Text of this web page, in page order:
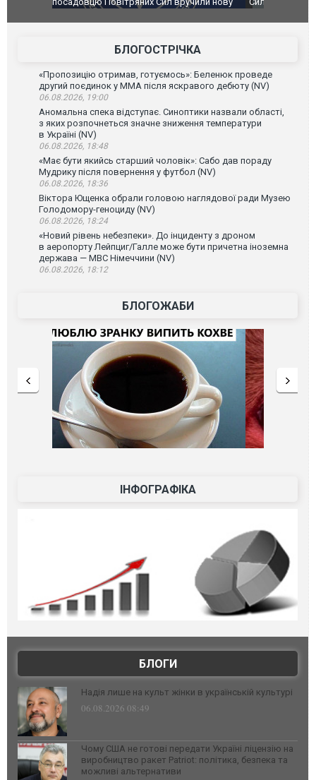
атаку. ВІДЕО
БЛОГОСТРІЧКА
«Пропозицію отримав, готуємось»: Беленюк проведе
другий поєдинок у ММА після яскравого дебюту (NV)
06.08.2026, 19:00
Аномальна спека відступає. Синоптики назвали області,
з яких розпочнеться значне зниження температури
в Україні (NV)
06.08.2026, 18:48
«Має бути якийсь старший чоловік»: Сабо дав пораду
Мудрику після повернення у футбол (NV)
06.08.2026, 18:36
Віктора Ющенка обрали головою наглядової ради Музею
Голодомору-геноциду (NV)
06.08.2026, 18:24
«Новий рівень небезпеки». До інциденту з дроном
в аеропорту Лейпциг/Галле може бути причетна іноземна
держава — МВС Німеччини (NV)
06.08.2026, 18:12
БЛОГОЖАБИ
ІНФОГРАФІКА
БЛОГИ
Надія лише на культ жінки в українській культурі
06.08.2026 08:49
Чому США не готові передати Україні ліцензію на
виробництво ракет Patriot: політика, безпека та
можливі альтернативи